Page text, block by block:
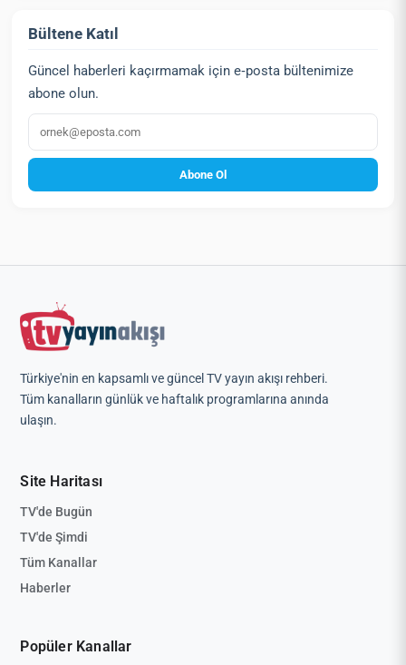
Bültene Katıl
Güncel haberleri kaçırmamak için e‑posta bültenimize
abone olun.
E‑posta
Abone Ol
Türkiye'nin en kapsamlı ve güncel TV yayın akışı rehberi.
Tüm kanalların günlük ve haftalık programlarına anında
ulaşın.
Site Haritası
TV'de Bugün
TV'de Şimdi
Tüm Kanallar
Haberler
Popüler Kanallar